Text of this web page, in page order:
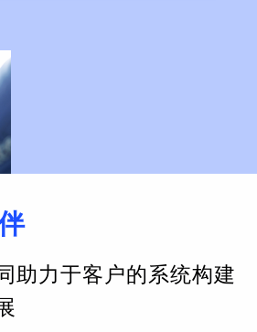
助力于客户的系统构建